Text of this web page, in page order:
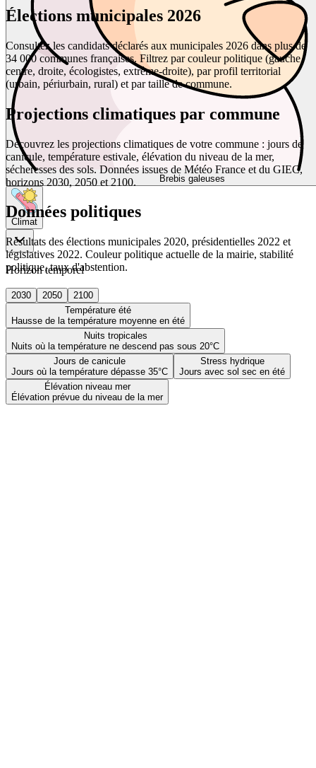
Brebis galeuses
Climat
Horizon temporel
2030 2050
2100
Température été
Hausse de la température moyenne en été
Nuits tropicales
Nuits où la température ne descend pas sous 20°C
Jours de canicule
Jours où la température dépasse 35°C
Stress hydrique
Jours avec sol sec en été
Élévation niveau mer
Élévation prévue du niveau de la mer
Élections municipales 2026
Consultez les candidats déclarés aux municipales 2026 dans plus de
34 000 communes françaises. Filtrez par couleur politique (gauche,
centre, droite, écologistes, extrême-droite), par profil territorial
(urbain, périurbain, rural) et par taille de commune.
Projections climatiques par commune
Découvrez les projections climatiques de votre commune : jours de
canicule, température estivale, élévation du niveau de la mer,
sécheresses des sols. Données issues de Météo France et du GIEC,
horizons 2030, 2050 et 2100.
Données politiques
Résultats des élections municipales 2020, présidentielles 2022 et
législatives 2022. Couleur politique actuelle de la mairie, stabilité
politique, taux d'abstention.